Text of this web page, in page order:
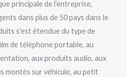
principale de l’entreprise,
dans plus de 50 pays dans le
s’est étendue du type de
de téléphone portable, au
aux produits audio, aux
montés sur véhicule, au petit